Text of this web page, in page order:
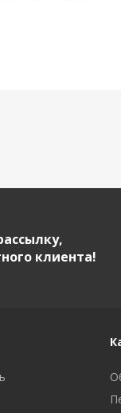
клиента!